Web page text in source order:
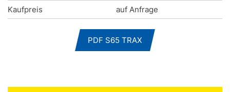
Kaufpreis
auf Anfrage
PDF S65 TRAX